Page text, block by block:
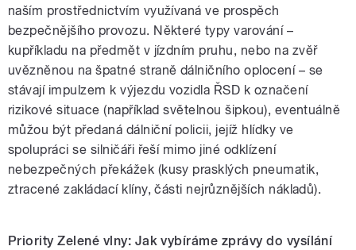
naším prostřednictvím využívaná ve prospěch
bezpečnějšího provozu. Některé typy varování –
kupříkladu na předmět v jízdním pruhu, nebo na zvěř
uvězněnou na špatné straně dálničního oplocení – se
stávají impulzem k výjezdu vozidla ŘSD k označení
rizikové situace (například světelnou šipkou), eventuálně
můžou být předaná dálniční policii, jejíž hlídky ve
spolupráci se silničáři řeší mimo jiné odklízení
nebezpečných překážek (kusy prasklých pneumatik,
ztracené zakládací klíny, části nejrůznějších nákladů).
Priority Zelené vlny: Jak vybíráme zprávy do vysílání